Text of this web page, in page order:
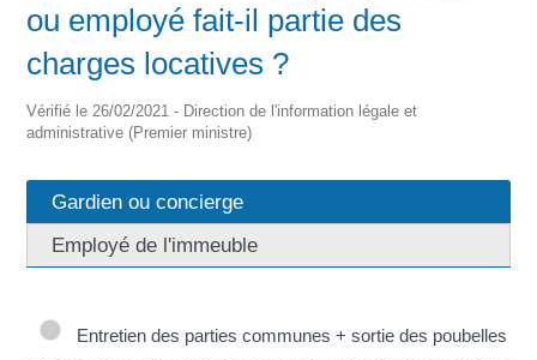
ou employé fait-il partie des
charges locatives ?
Vérifié le 26/02/2021 - Direction de l'information légale et
administrative (Premier ministre)
Gardien ou concierge
Employé de l'immeuble
Entretien des parties communes + sortie des poubelles